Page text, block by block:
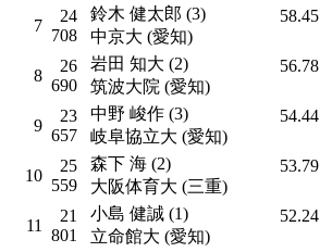
7
24
708
鈴木 健太郎 (3)
中京大 (愛知)
58.45
8
26
690
岩田 知大 (2)
筑波大院 (愛知)
56.78
9
23
657
中野 峻作 (3)
岐阜協立大 (愛知)
54.44
10
25
559
森下 海 (2)
大阪体育大 (三重)
53.79
11
21
801
小島 健誠 (1)
立命館大 (愛知)
52.24